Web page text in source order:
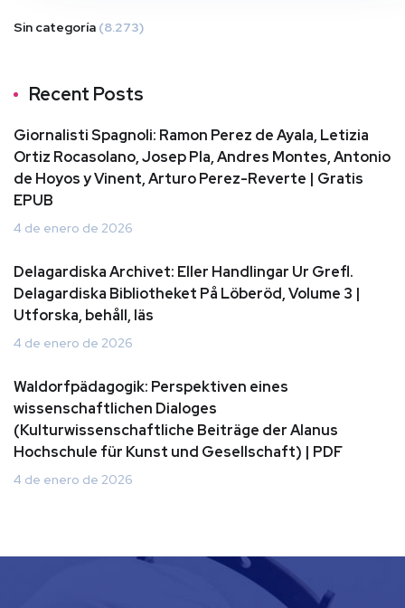
Sin categoría (8.273)
Recent Posts
Giornalisti Spagnoli: Ramon Perez de Ayala, Letizia
Ortiz Rocasolano, Josep Pla, Andres Montes, Antonio
de Hoyos y Vinent, Arturo Perez-Reverte | Gratis
EPUB
4 de enero de 2026
Delagardiska Archivet: Eller Handlingar Ur Grefl.
Delagardiska Bibliotheket På Löberöd, Volume 3 |
Utforska, behåll, läs
4 de enero de 2026
Waldorfpädagogik: Perspektiven eines
wissenschaftlichen Dialoges
(Kulturwissenschaftliche Beiträge der Alanus
Hochschule für Kunst und Gesellschaft) | PDF
4 de enero de 2026